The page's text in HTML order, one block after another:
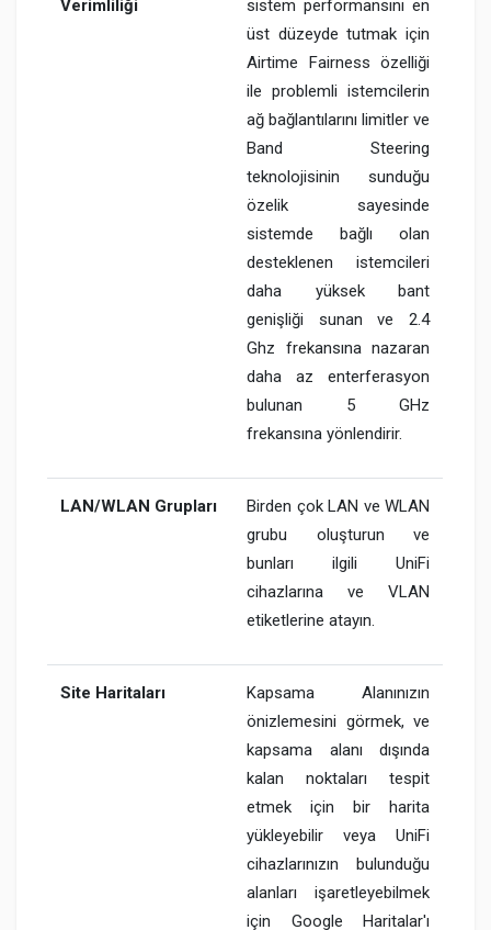
Verimliliği
sistem performansını en
üst düzeyde tutmak için
Airtime Fairness özelliği
ile problemli istemcilerin
ağ bağlantılarını limitler ve
Band Steering
teknolojisinin sunduğu
özelik sayesinde
sistemde bağlı olan
desteklenen istemcileri
daha yüksek bant
genişliği sunan ve 2.4
Ghz frekansına nazaran
daha az enterferasyon
bulunan 5 GHz
frekansına yönlendirir.
LAN/WLAN Grupları
Birden çok LAN ve WLAN
grubu oluşturun ve
bunları ilgili UniFi
cihazlarına ve VLAN
etiketlerine atayın.
Site Haritaları
Kapsama Alanınızın
önizlemesini görmek, ve
kapsama alanı dışında
kalan noktaları tespit
etmek için bir harita
yükleyebilir veya UniFi
cihazlarınızın bulunduğu
alanları işaretleyebilmek
için Google Haritalar'ı